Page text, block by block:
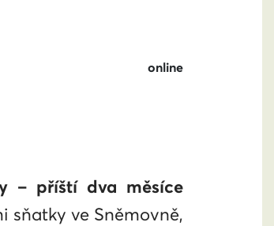
online
– příští dva měsíce
sňatky ve Sněmovně,